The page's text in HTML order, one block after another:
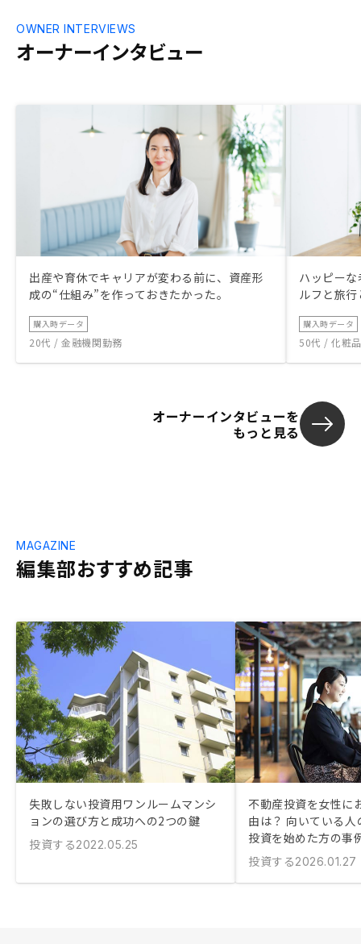
オーナーインタビュー
OWNER INTERVIEWS
出産や育休でキャリアが変わる前に、資産形
成の“仕組み”を作っておきたかった。
購入時データ
20代 / 金融機関勤務
ハッピー
ルフと旅
購入時データ
50代 / 化粧
オーナーインタビューを
もっと見る
編集部おすすめ記事
MAGAZINE
失敗しない投資用ワンルームマンシ
ョンの選び方と成功への2つの鍵
投資する2022.05.25
不動産投資を女性に
由は？ 向いている
投資を始めた方の事
投資する2026.01.27